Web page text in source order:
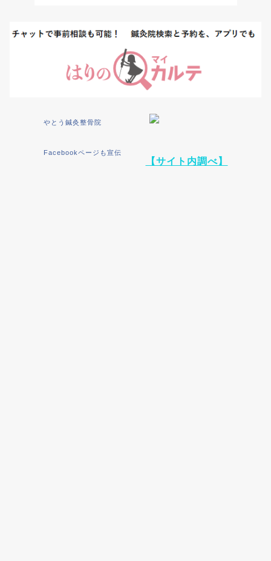
やとう鍼灸整骨院
Facebookページも宣伝
【サイト内調べ】